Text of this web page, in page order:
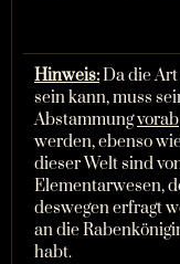
Hinweis:Da die
sein kann, muss
Abstammungvorab
werden, ebenso
dieser Welt sind
Elementarwesen,
deswegen erfragt
an die
habt.